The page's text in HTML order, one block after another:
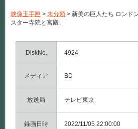
巨
人
た
ロ
ン
の
ボ
ェ
映像玉手匣 > 未分類 > 新美の巨人たち ロンド
スター寺院と宮殿」
DiskNo. 4924
メディア BD
放送局 テレビ東京
録画日時 2022/11/05 22:00:00